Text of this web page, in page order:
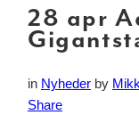
28 apr
in Nyheder by
Share